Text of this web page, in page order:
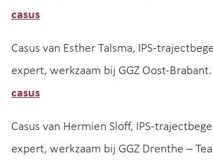
casus
Casus van Esther Talsma, IPS-
expert, werkzaam bij GGZ Oost-Brabant.
casus
Casus van Hermien Sloff, IPS-
expert, werkzaam bij GGZ Drenthe –